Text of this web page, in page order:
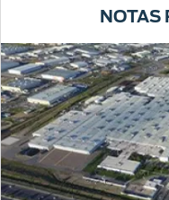
NOTAS